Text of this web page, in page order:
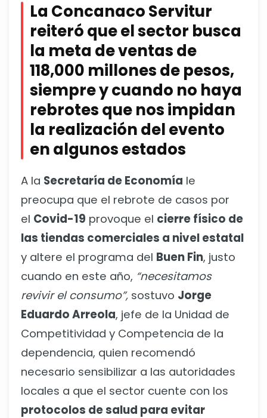
La Concanaco Servitur
reiteró que el sector busca
la meta de ventas de
118,000 millones de pesos,
siempre y cuando no haya
rebrotes que nos impidan
la realización del evento
en algunos estados
A la Secretaría de Economía le
preocupa que el rebrote de casos por
el Covid-19 provoque el cierre físico de
las tiendas comerciales a nivel estatal
y altere el programa del Buen Fin, justo
cuando en este año, “necesitamos
revivir el consumo”, sostuvo Jorge
Eduardo Arreola, jefe de la Unidad de
Competitividad y Competencia de la
dependencia, quien recomendó
necesario sensibilizar a las autoridades
locales a que el sector cuente con los
protocolos de salud para evitar